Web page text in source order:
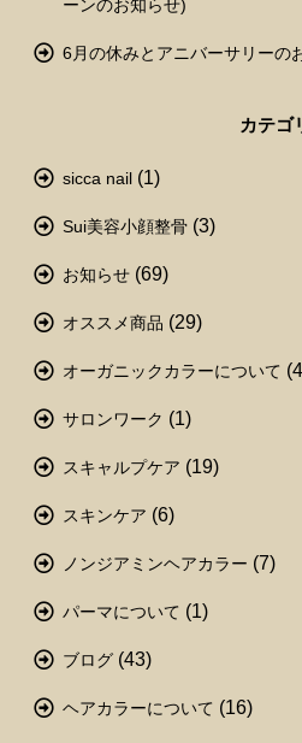
ーンのお知らせ)
6月の休みとアニバーサリーの
カテゴ
sicca nail (1)
Sui美容小顔整骨 (3)
お知らせ (69)
オススメ商品 (29)
オーガニックカラーについて
サロンワーク (1)
スキャルプケア (19)
スキンケア (6)
ノンジアミンヘアカラー (7)
パーマについて (1)
ブログ (43)
ヘアカラーについて (16)